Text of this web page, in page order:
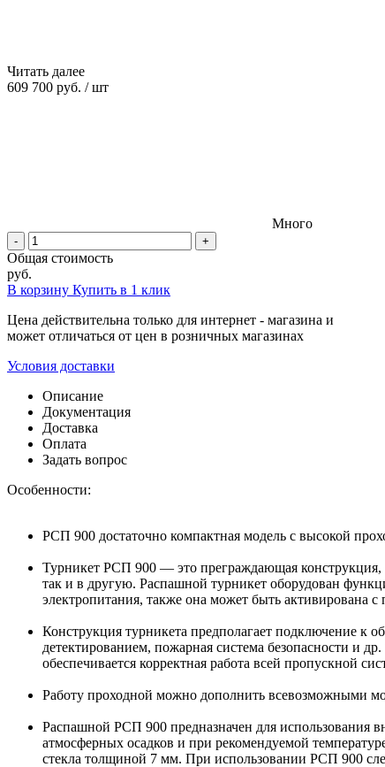
Читать далее
609 700 руб. / шт
Много
- +
Общая стоимость
руб.
В корзину Купить в 1 клик
Цена действительна только для интернет - магазина и
может отличаться от цен в розничных магазинах
Условия доставки
Описание
Документация
Доставка
Оплата
Задать вопрос
Особенности:
РСП 900 достаточно компактная модель с высокой
Турникет РСП 900 — это преграждающая конструкция,
так и в другую. Распашной турникет оборудован
электропитания, также она может быть активирована с
Конструкция турникета предполагает подключение к
детектированием, пожарная система безопасности и
обеспечивается корректная работа всей пропускной
Работу проходной можно дополнить всевозможными
Распашной РСП 900 предназначен для использования
атмосферных осадков и при рекомендуемой
стекла толщиной 7 мм. При использовании РСП 900